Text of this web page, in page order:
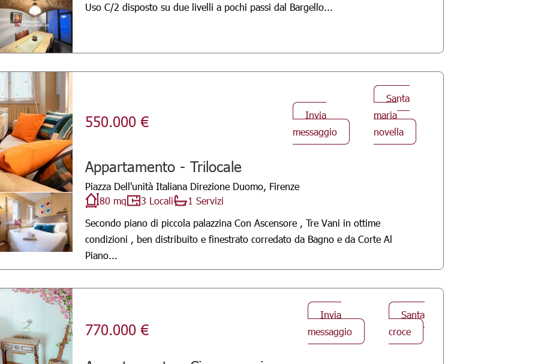
Uso C/2 disposto su due livelli a pochi passi dal Bargello...
550.000 €
Invia
messaggio
Santa
maria
novella
Appartamento - Trilocale
Piazza Dell'unità Italiana Direzione Duomo, Firenze
80 mq
3 Locali
1 Servizi
Secondo piano di piccola palazzina Con Ascensore , Tre Vani in ottime
condizioni , ben distribuito e finestrato corredato da Bagno e da Corte Al
Piano...
770.000 €
Invia
messaggio
Santa
croce